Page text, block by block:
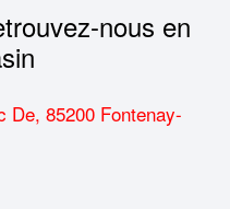
nous en
De, 85200 Fontenay-